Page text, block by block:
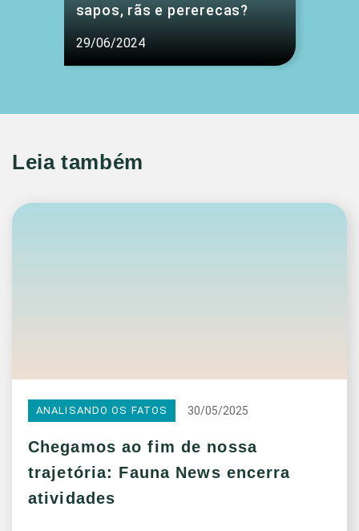
sapos, rãs e pererecas?
29/06/2024
Leia também
ANALISANDO OS FATOS 30/05/2025
Chegamos ao fim de nossa
trajetória: Fauna News encerra
atividades